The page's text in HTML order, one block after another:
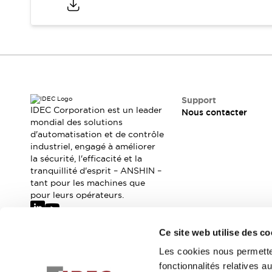
Ce site web utilise des
Les cookies nous
fonctionnalités relatives
Produits conformes aux normes
DocumentationWebinaires
Vidéothèque
Téléchargements et Mises à jour
Conformité
Rapports de vulnérabilité
Outils de sélection
Quoi de neuf
Nous contacter
IDEC Corporation est un leader
mondial des solutions
d'automatisation et de contrôle
industriel, engagé à améliorer
la sécurité, l'efficacité et la
tranquillité d'esprit – ANSHIN –
tant pour les machines que
pour leurs opérateurs.
Support
Nous contacter
Inscrivez-